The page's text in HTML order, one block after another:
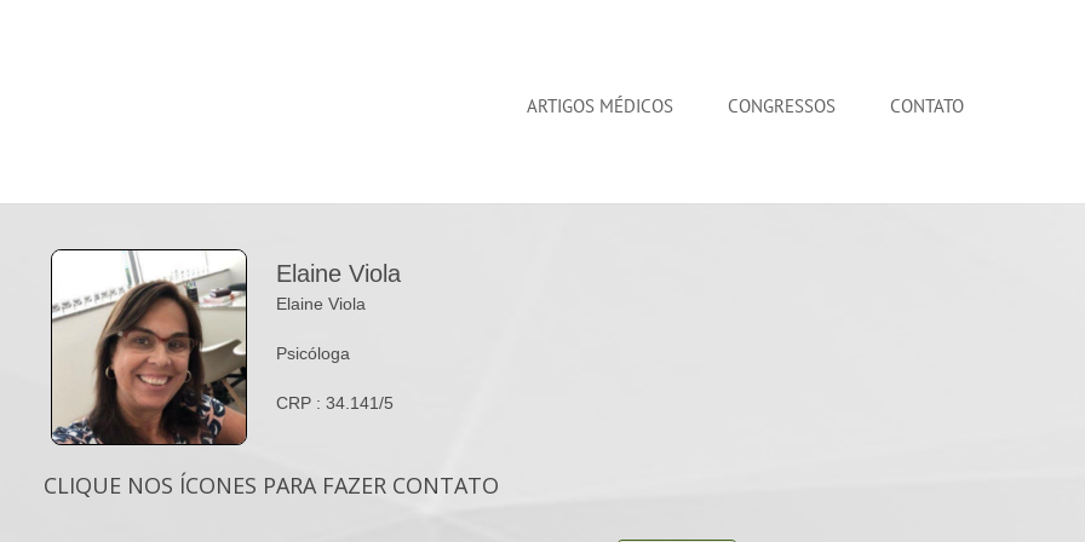
ARTIGOS MÉDICOS CONGRESSOS CONTATO
Elaine Viola
Elaine Viola
Psicóloga
CRP : 34.141/5
CLIQUE NOS ÍCONES PARA FAZER CONTATO